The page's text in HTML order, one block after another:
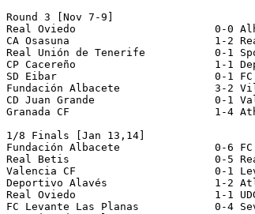
Round 3 [Nov 7-9]
Real Oviedo                      0-0
CA Osasuna                       1-2
Real Unión de Tenerife           0-1
CP Cacereño                      1-1
SD Eibar                         0-1 FC
Fundación Albacete               3-2
CD Juan Grande                   0-1
Granada CF                       1-4
1/8 Finals [Jan 13,14]
Fundación Albacete               0-6 FC
Real Betis                       0-5 Real
Valencia CF                      0-1
Deportivo Alavés                 1-2
Real Oviedo                      1-1
FC Levante Las Planas            0-4